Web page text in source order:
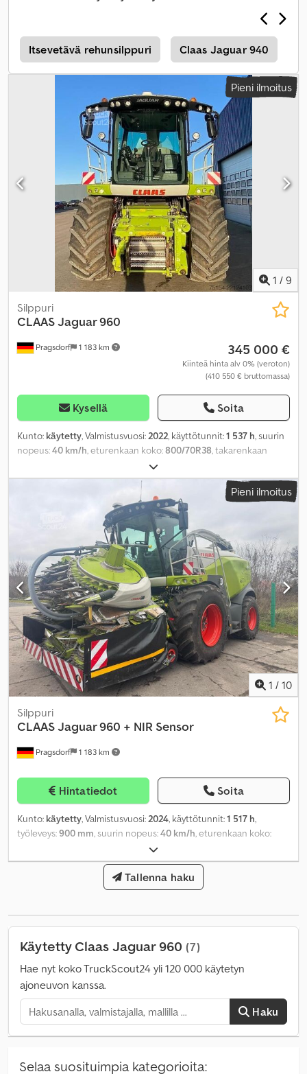
Itsevetävä rehunsilppuri Claas Jaguar 940
Pieni ilmoitus
1 / 9
Pragsdorf 1 183 km
Silppuri
CLAASJaguar 960
345 000 €
Kiinteä hinta alv 0% (veroton)
(410 550 € bruttomassa)
Kysellä Soita
Kunto: käytetty, Valmistusvuosi:2022, käyttötunnit:1 537 h, suurin
nopeus:40 km/h, eturenkaan koko:800/70R38, takarenkaan
480 kW (652,62 hv)
620/70R30, Varusteet:hytti, neliveto,
Pieni ilmoitus
1 / 10
Pragsdorf 1 183 km
Silppuri
CLAASJaguar 960 + NIR Sensor
Hintatiedot Soita
Kunto: käytetty, Valmistusvuosi:2024, käyttötunnit:1 517 h,
työleveys:900 mm, suurin nopeus:40 km/h, eturenkaan koko:
620/70R30
hv), renkaan koko:620/70R30, Varusteet:ajoneuvotietokone,
hytti, ilmastointi, neliveto, satotason mittari GPS:llä
Tallenna haku
Käytetty Claas Jaguar 960 (7)
Hae nyt koko TruckScout24 yli 120 000 käytetyn
ajoneuvon kanssa.
Haku
Selaa suosituimpia kategorioita: